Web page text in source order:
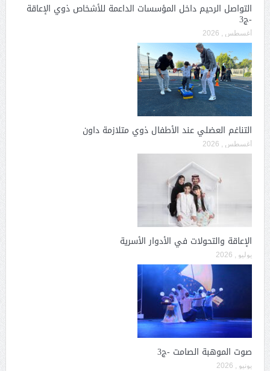
التواصل الرحيم داخل المؤسسات الداعمة للأشخاص ذوي الإعاقة
-ج3
أغسطس , 2026
التناغم العضلي عند الأطفال ذوي متلازمة داون
أغسطس , 2026
الإعاقة والتحولات في الأدوار الأسرية
يوليو , 2026
صوت الموهبة الصامت -ج3
يونيو , 2026